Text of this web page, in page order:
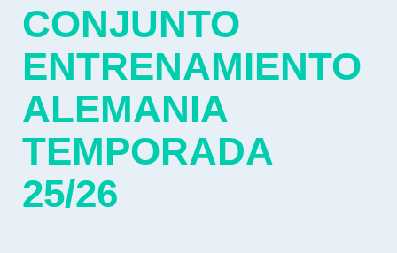
CONJUNTO
ENTRENAMIENTO
ALEMANIA
TEMPORADA
25/26